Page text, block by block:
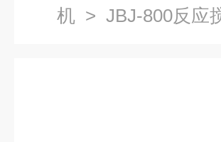
机 > JBJ-800反应